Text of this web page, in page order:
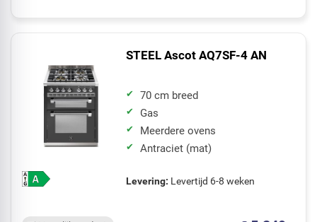
STEEL Ascot AQ7SF-4 AN
70 cm breed
Gas
Meerdere ovens
Antraciet (mat)
Levering: Levertijd 6-8 weken